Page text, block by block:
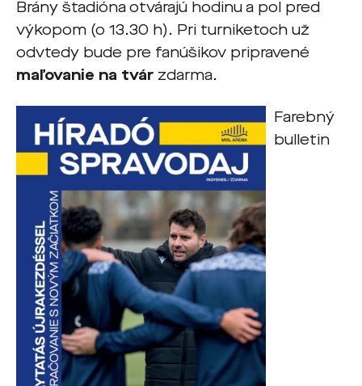
Brány štadióna otvárajú hodinu a pol pred
výkopom (o 13.30 h). Pri turniketoch už
odvtedy bude pre fanúšikov pripravené
maľovanie na tvár zdarma.
Farebný
bulletin